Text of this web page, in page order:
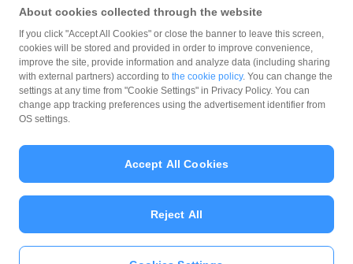
反社会的勢力に対する方針
勧誘方針
マネロン等基本方針
カスタマーハラスメントに関する当社の考え方
© PayPay Corporation
About cookies collected through the website
If you click "Accept All Cookies" or close the banner to leave this screen,
cookies will be stored and provided in order to improve convenience,
improve the site, provide information and analyze data (including sharing
with external partners) according to the cookie policy. You can change the
settings at any time from "Cookie Settings" in Privacy Policy. You can
change app tracking preferences using the advertisement identifier from
OS settings.
Reject All
Accept All Cookies